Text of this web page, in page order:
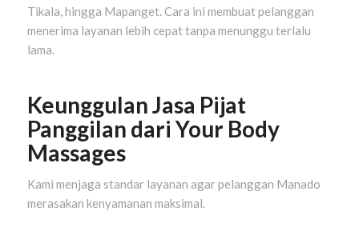
Tikala, hingga Mapanget. Cara ini membuat pelanggan
menerima layanan lebih cepat tanpa menunggu terlalu
lama.
Keunggulan Jasa Pijat
Panggilan dari Your Body
Massages
Kami menjaga standar layanan agar pelanggan Manado
merasakan kenyamanan maksimal.